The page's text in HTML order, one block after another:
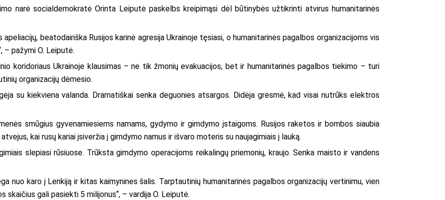
narė socialdemokratė Orinta Leiputė paskelbs kreipimąsi dėl būtinybės užtikrinti atvirus humanitarinės
apeliacijų, beatodairiška Rusijos karinė agresija Ukrainoje tęsiasi, o humanitarinės pagalbos organizacijoms vis
– pažymi O. Leiputė.
koridoriaus Ukrainoje klausimas – ne tik žmonių evakuacijos, bet ir humanitarinės pagalbos tiekimo – turi
organizacijų dėmesio.
su kiekviena valanda. Dramatiškai senka deguonies atsargos. Didėja grėsmė, kad visai nutrūks elektros
smūgius gyvenamiesiems namams, gydymo ir gimdymo įstaigoms. Rusijos raketos ir bombos siaubia
kai rusų kariai įsiveržia į gimdymo namus ir išvaro moteris su naujagimiais į lauką.
slepiasi rūsiuose. Trūksta gimdymo operacijoms reikalingų priemonių, kraujo. Senka maisto ir vandens
nuo karo į Lenkiją ir kitas kaimynines šalis. Tarptautinių humanitarinės pagalbos organizacijų vertinimu, vien
skaičius gali pasiekti 5 milijonus“, – vardija O. Leiputė.